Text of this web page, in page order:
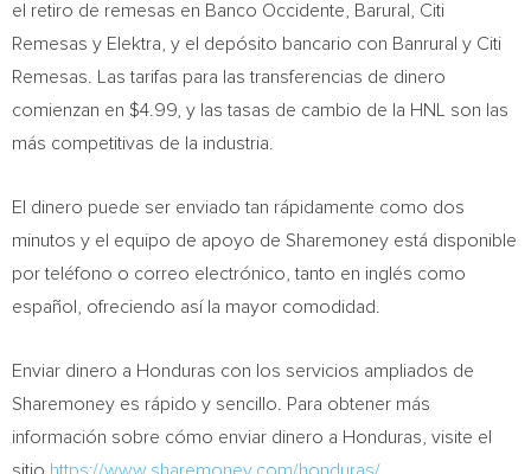
el retiro de remesas en Banco Occidente, Barural, Citi
Remesas y Elektra, y el depósito bancario con Banrural y Citi
Remesas. Las tarifas para las transferencias de dinero
comienzan en $4.99 , y las tasas de cambio de la HNL son las
más competitivas de la industria.
El dinero puede ser enviado tan rápidamente como dos
minutos y el equipo de apoyo de Sharemoney está disponible
por teléfono o correo electrónico, tanto en inglés como
español, ofreciendo así la mayor comodidad.
Enviar dinero a Honduras con los servicios ampliados de
Sharemoney es rápido y sencillo. Para obtener más
información sobre cómo enviar dinero a Honduras , visite el